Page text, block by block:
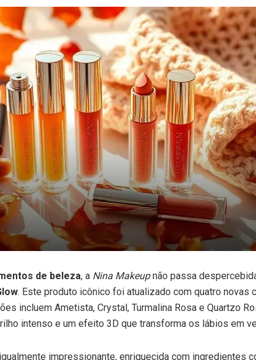
de beleza, a Nina Makeupnão passa
. Este produto icônico foi atualizado com quatro novas
incluem Ametista, Crystal, Turmalina Rosa e Quartzo
intenso e um efeito 3D que transforma os lábios em
impressionante, enriquecida com ingredientes